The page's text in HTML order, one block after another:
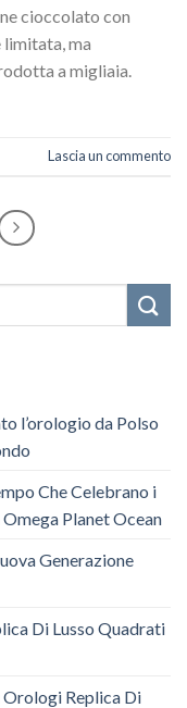
cioccolato con
limitata, ma
a migliaia.
Lascia un commento
l’orologio da Polso
Che Celebrano i
Planet Ocean
Generazione
Di Lusso Quadrati
Replica Di